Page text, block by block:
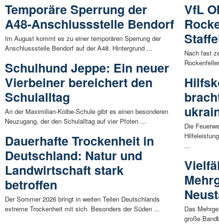
Temporäre Sperrung der
A48-Anschlussstelle Bendorf
Im August kommt es zu einer temporären Sperrung der
Anschlussstelle Bendorf auf der A48. Hintergrund ...
Schulhund Jeppe: Ein neuer
Vierbeiner bereichert den
Schulalltag
An der Maximilian-Kolbe-Schule gibt es einen besonderen
Neuzugang, der den Schulalltag auf vier Pfoten ...
Dauerhafte Trockenheit in
Deutschland: Natur und
Landwirtschaft stark
betroffen
Der Sommer 2026 bringt in weiten Teilen Deutschlands
extreme Trockenheit mit sich. Besonders der Süden ...
VfL
Nach fast
Die
...
Das
große